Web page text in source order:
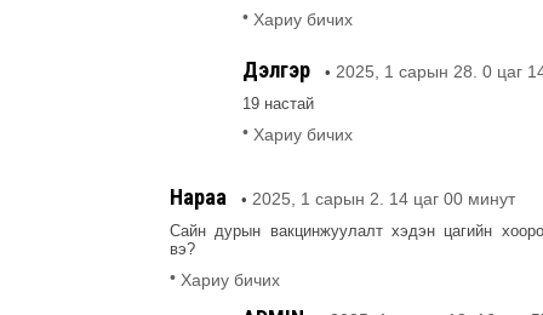
• Хариу бичих
Дэлгэр • 2025, 1 сарын 28. 0 цаг
19 настай
• Хариу бичих
Нараа • 2025, 1 сарын 2. 14 цаг 00 минут
Сайн дурын вакцинжуулалт хэдэн цагийн
вэ?
• Хариу бичих